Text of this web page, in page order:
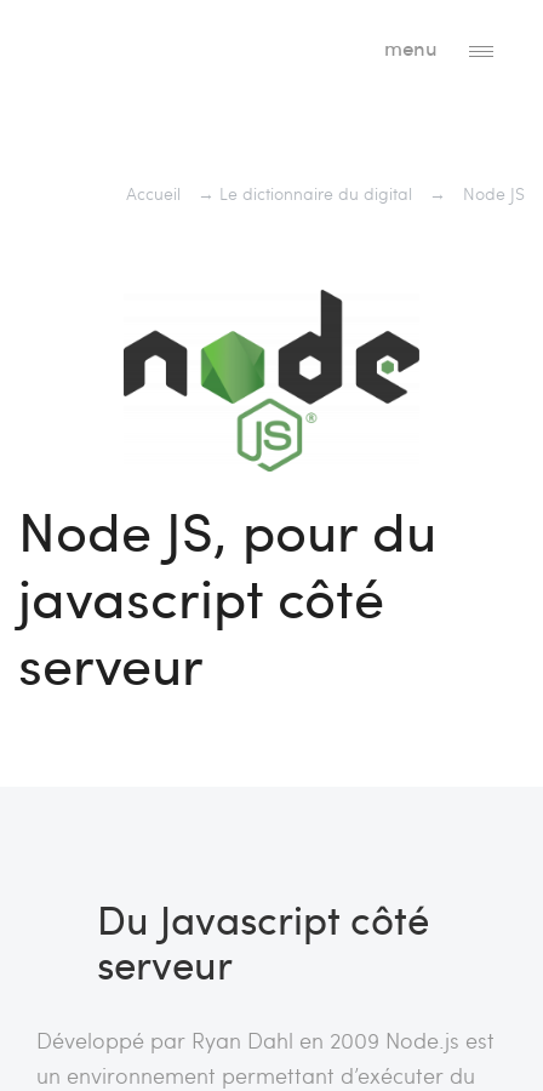
menu
Accueil → Le dictionnaire du digital → Node JS
Node JS, pour du
javascript côté
serveur
Du Javascript côté
serveur
Développé par Ryan Dahl en 2009 Node.js est
un environnement permettant d’exécuter du